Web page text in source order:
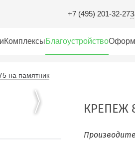
+7 (495) 201-32-27
КомплексыБлагоустройство
на памятник
КРЕПЕЖ